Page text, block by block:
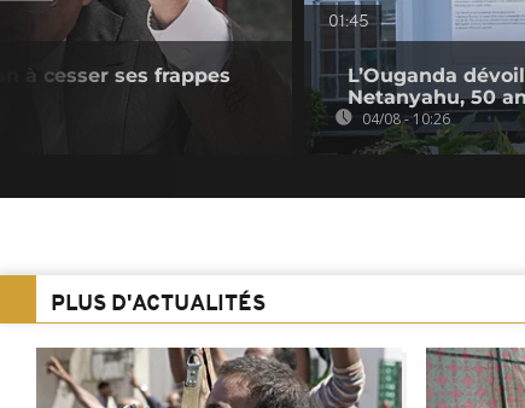
à cesser ses frappes
01:45
L’Ouganda
Netanyahu, 50
04/08 - 10:26
PLUS D'ACTUALITÉS